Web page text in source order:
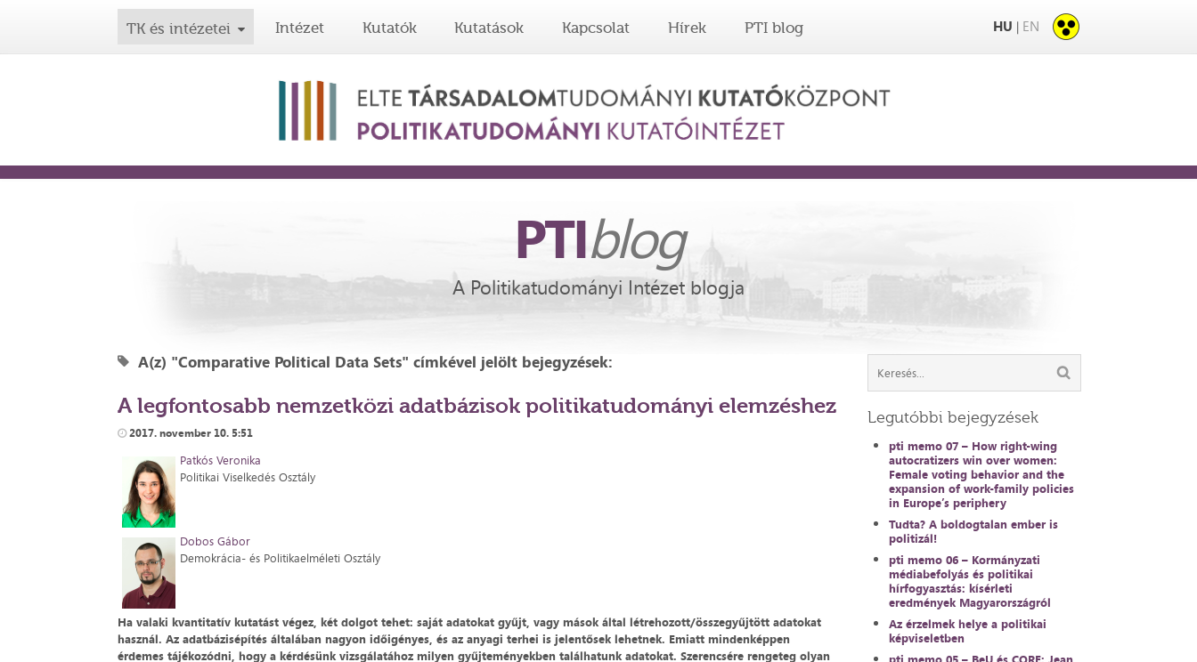
TK és intézetei Intézet Kutatók Kutatások Kapcsolat Hírek PTI blog HU | EN
PTIblog
A Politikatudományi Intézet blogja
A(z) "Comparative Political Data Sets" címkével jelölt bejegyzések:
A legfontosabb nemzetközi adatbázisok politikatudományi elemzéshez
2017. november 10. 5:51
Patkós Veronika
Politikai Viselkedés Osztály
Dobos Gábor
Demokrácia- és Politikaelméleti Osztály
Ha valaki kvantitatív kutatást végez, két dolgot tehet: saját adatokat gyűjt, vagy mások által létrehozott/összegyűjtött adatokat
használ. Az adatbázisépítés általában nagyon időigényes, és az anyagi terhei is jelentősek lehetnek. Emiatt mindenképpen
érdemes tájékozódni, hogy a kérdésünk vizsgálatához milyen gyűjteményekben találhatunk adatokat. Szerencsére rengeteg olyan
Legutóbbi bejegyzések
pti memo 07 – How right-wing
autocratizers win over women:
Female voting behavior and the
expansion of work-family policies
in Europe’s periphery
Tudta? A boldogtalan ember is
politizál!
pti memo 06 – Kormányzati
médiabefolyás és politikai
hírfogyasztás: kísérleti
eredmények Magyarországról
Az érzelmek helye a politikai
képviseletben